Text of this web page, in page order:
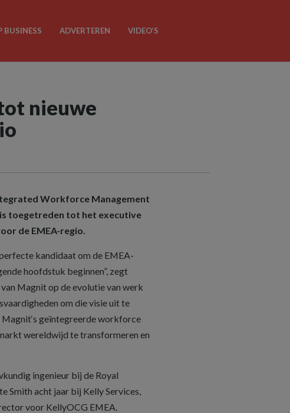
BUSINESS ADVERTEREN VIDEO’S
nieuwe
Workforce Management
toegetreden tot het executive
de EMEA-regio.
kandidaat om de EMEA-
hoofdstuk beginnen”, zegt
Magnit op de evolutie van werk
om die visie uit te
Magnit‘s geïntegreerde workforce
wereldwijd te transformeren en
ingenieur bij de Royal
Smith acht jaar bij Kelly Services,
voor KellyOCG EMEA.